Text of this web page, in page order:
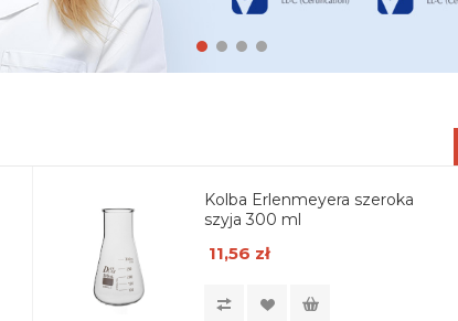
Kolba Erlenmeyera szeroka
szyja 300 ml
11,56 zł